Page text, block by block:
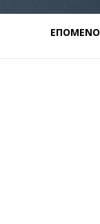
ΕΠΌΜΕΝΟ